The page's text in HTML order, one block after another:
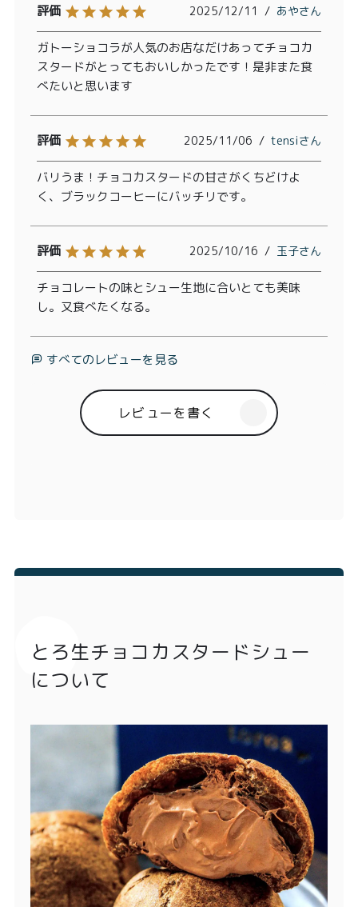
あや
2025/12/11
ガトーショコラが人気のお店なだけあってチョコカ
スタードがとってもおいしかったです！是非また食
べたいと思います
tensi
2025/11/06
バリうま！チョコカスタードの甘さがくちどけよ
く、ブラックコーヒーにバッチリです。
玉子
2025/10/16
チョコレートの味とシュー生地に合いとても美味
し。又食べたくなる。
すべてのレビューを見る
レビューを書く
とろ生チョコカスタードシュー
について